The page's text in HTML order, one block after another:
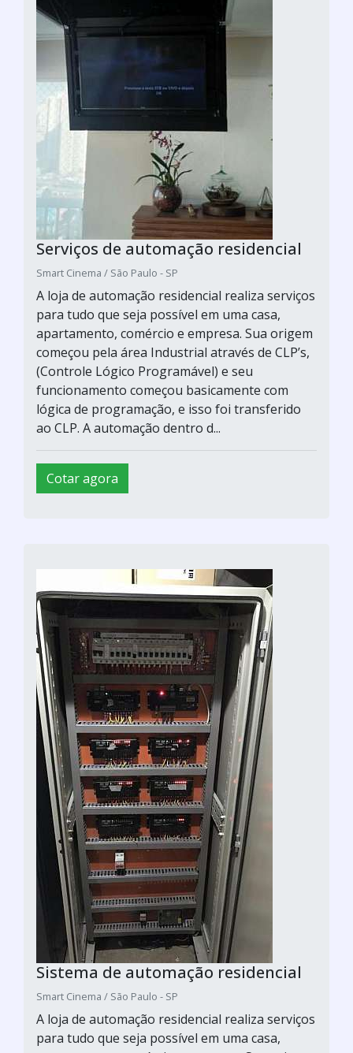
Serviços de automação residencial
Smart Cinema / São Paulo - SP
A loja de automação residencial realiza serviços
para tudo que seja possível em uma casa,
apartamento, comércio e empresa. Sua origem
começou pela área Industrial através de CLP’s,
(Controle Lógico Programável) e seu
funcionamento começou basicamente com
lógica de programação, e isso foi transferido
ao CLP. A automação dentro d...
Cotar agora
Sistema de automação residencial
Smart Cinema / São Paulo - SP
A loja de automação residencial realiza serviços
para tudo que seja possível em uma casa,